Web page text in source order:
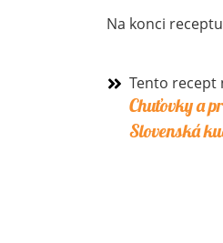
Na konci
Tento recept
Chuťovky a
Slovenská